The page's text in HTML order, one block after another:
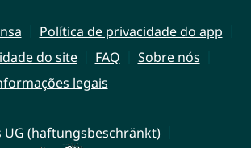
Política de privacidade do app
do site
FAQ
Sobre nós
legais
UG (haftungsbeschränkt)